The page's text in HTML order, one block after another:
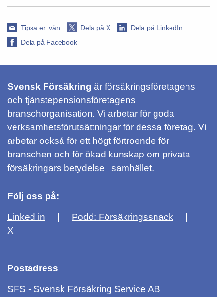
Tipsa en vän Dela på X
Dela på LinkedIn
Dela på Facebook
Svensk Försäkring är försäkringsföretagens
och tjänstepensionsföretagens
branschorganisation. Vi arbetar för goda
verksamhetsförutsättningar för dessa företag. Vi
arbetar också för ett högt förtroende för
branschen och för ökad kunskap om privata
försäkringars betydelse i samhället.
Följ oss på:
Linked in
Podd: Försäkringssnack
X
Postadress
SFS - Svensk Försäkring Service AB